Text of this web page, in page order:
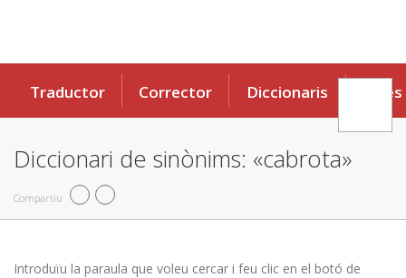
Traductor Corrector Diccionaris Eines
Diccionari de sinònims: «cabrota»
Compartiu
Introduïu la paraula que voleu cercar i feu clic en el botó de